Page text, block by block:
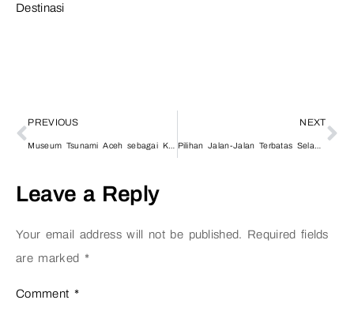
Destinasi
PREVIOUS
Museum Tsunami Aceh sebagai Kebanggaan Wisata Edukasi di Aceh
NEXT
Leave a Reply
Your email address will not be published. Required fields
are marked *
Comment *